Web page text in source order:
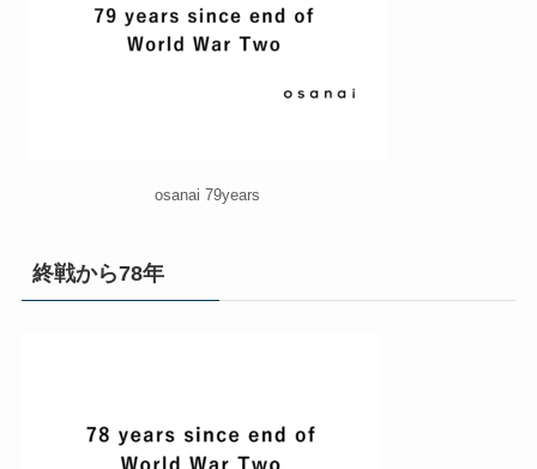
osanai 79years
終戦から78年